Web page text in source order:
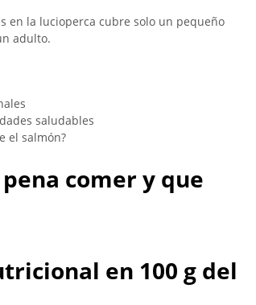
en la lucioperca cubre solo un pequeño
adulto.
saludables
el salmón?
comer y que
en 100 g del